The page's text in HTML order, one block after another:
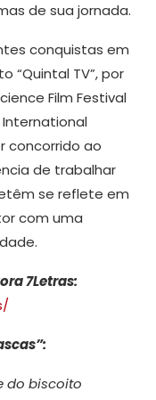
de sua jornada.
conquistas em
“Quintal TV”, por
Film Festival
concorrido ao
de trabalhar
se reflete em
com uma
7Letras:
do biscoito